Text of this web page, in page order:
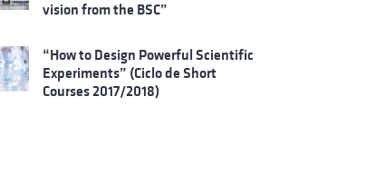
vision from the BSC”
“How to Design Powerful Scientific
Experiments” (Ciclo de Short
Courses 2017/2018)